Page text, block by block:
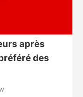
après
des